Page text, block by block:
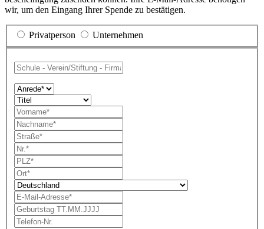
wir, um den Eingang Ihrer Spende zu bestätigen.
Privatperson Unternehmen